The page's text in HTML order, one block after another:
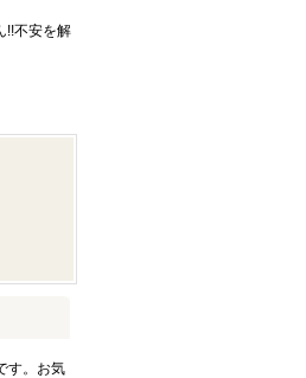
!!不安を解
す。お気